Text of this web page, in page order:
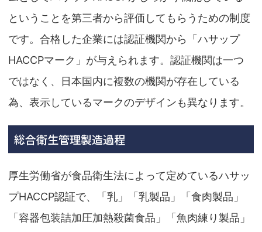
ということを第三者から評価してもらうための制度
です。合格した企業には認証機関から「ハサップ
HACCPマーク」が与えられます。認証機関は一つ
ではなく、日本国内に複数の機関が存在している
為、表示しているマークのデザインも異なります。
総合衛生管理製造過程
厚生労働省が食品衛生法によって定めているハサッ
プHACCP認証で、「乳」「乳製品」「食肉製品」
「容器包装詰加圧加熱殺菌食品」「魚肉練り製品」